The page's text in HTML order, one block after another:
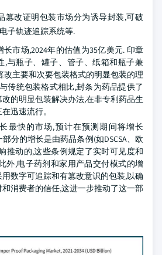
篡改证明包装市场分为诱导封装,可破
子轨迹追踪系统等.
市场,2024年的估值为35亿美元. 印章
,与瓶子、罐子、管子、纸箱和瓶子兼
改主要和次要包装格式的明显包装的理
传统包装格式相比,封条为药品提供了
的明显包装解决办法,在非专利药品生
迅速流行。
最快的市场,预计在预测期间将增长
部分的增长是由药品条例(如DSCSA、欧
推动的,这些条例规定了实时可见度和
外,电子药剂和家用产品交付模式的增
数字可追踪和有篡改意识的包装,以确
消费者的信任,这进一步推动了这一部